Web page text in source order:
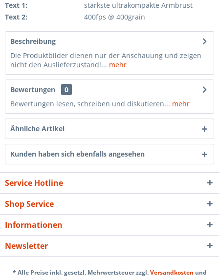
Text 1:
stärkste ultrakompakte Armbrust
Text 2:
400fps @ 400grain
Beschreibung
Die Produktbilder dienen nur der Anschauung und zeigen
nicht den Auslieferzustand!... mehr
Bewertungen
0
Bewertungen lesen, schreiben und diskutieren... mehr
Ähnliche Artikel
Kunden haben sich ebenfalls angesehen
Service Hotline
Shop Service
Informationen
Newsletter
* Alle Preise inkl. gesetzl. Mehrwertsteuer zzgl.Versandkosten und